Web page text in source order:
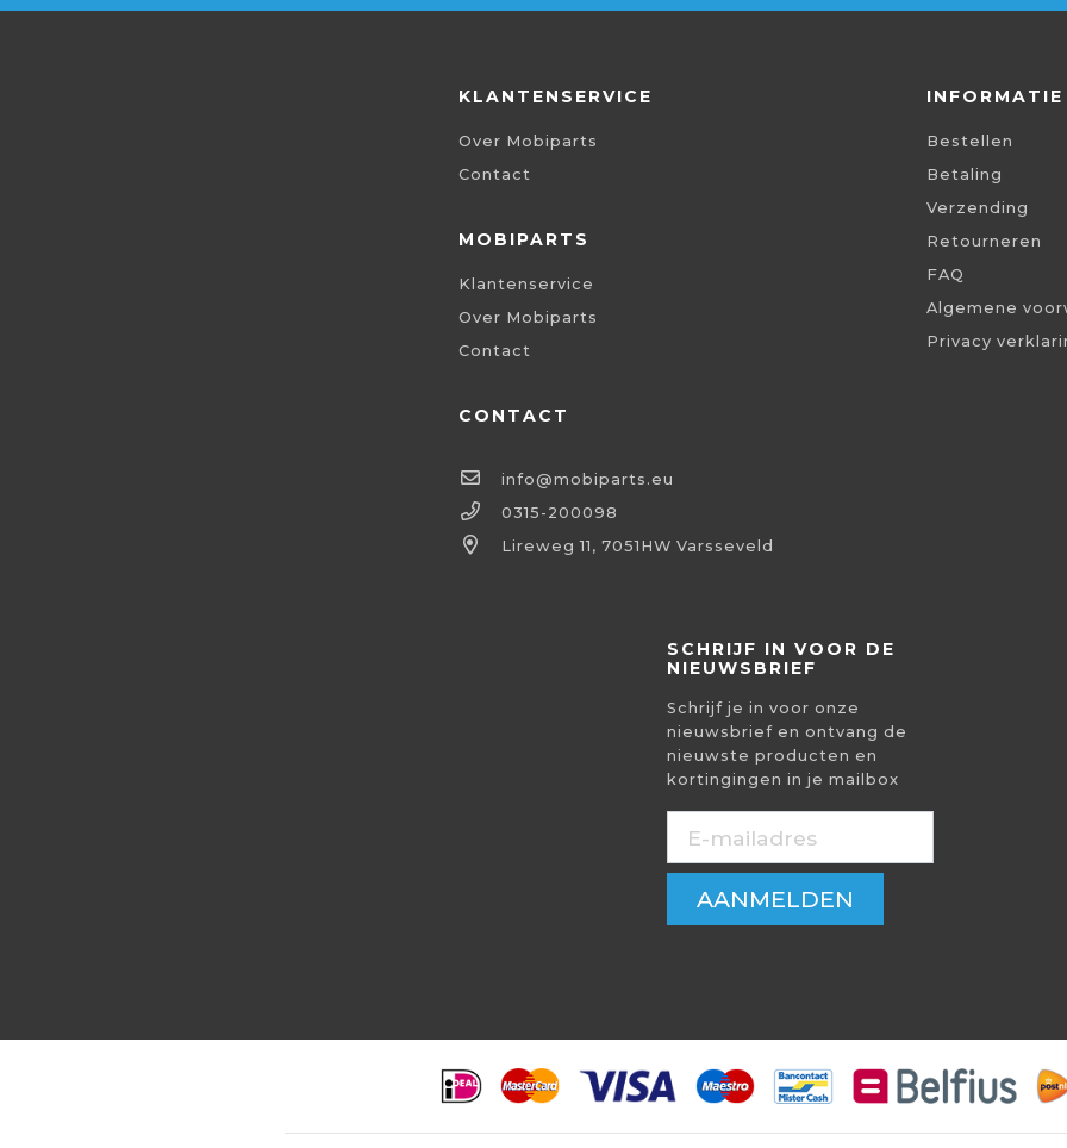
KLANTENSERVICE
Over Mobiparts
Contact
MOBIPARTS
Klantenservice
Over Mobiparts
Contact
CONTACT
info@mobiparts.eu
0315-200098
Lireweg 11, 7051HW Varsseveld
INFORMATIE
Bestellen
Betaling
Verzending
Retourneren
FAQ
Algemene
Privacy
SCHRIJF IN VOOR DE
NIEUWSBRIEF
Schrijf je in voor onze
nieuwsbrief en ontvang de
nieuwste producten en
kortingingen in je mailbox
AANMELDEN